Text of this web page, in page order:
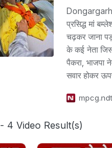
Dongargarh
प्रसिद्ध मां
चढ़कर जाना
के कई नेता
पैकरा, भाजपा
सवार होकर
- 4 Video Result(s)